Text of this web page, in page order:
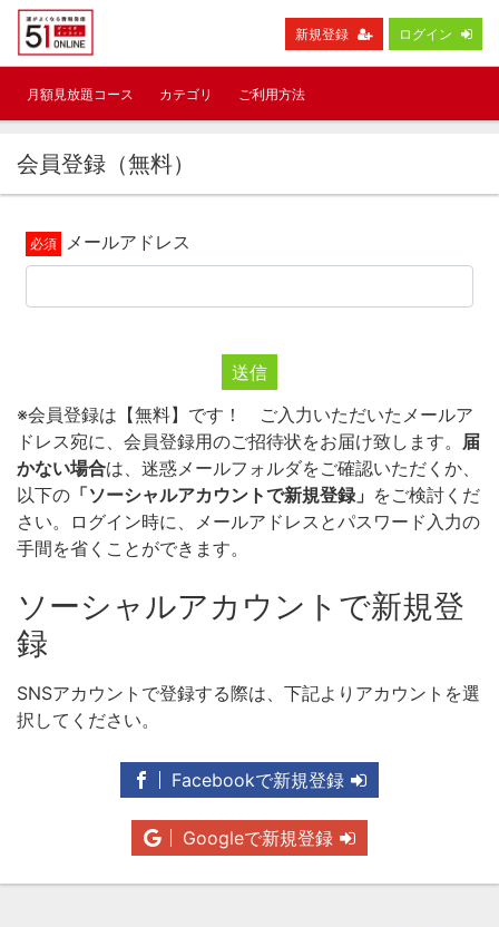
新規登録 ログイン
月額見放題コース カテゴリ ご利用方法
会員登録（無料）
メールアドレス
送信
※会員登録は【無料】です！ ご入力いただいたメールア
ドレス宛に、会員登録用のご招待状をお届け致します。 届
かない場合は、迷惑メールフォルダをご確認いただくか、
以下の 「ソーシャルアカウントで新規登録」 をご検討くだ
さい。ログイン時に、メールアドレスとパスワード入力の
手間を省くことができます。
ソーシャルアカウントで新規登
録
SNSアカウントで登録する際は、下記よりアカウントを選
択してください。
Facebookで新規登録
Googleで新規登録